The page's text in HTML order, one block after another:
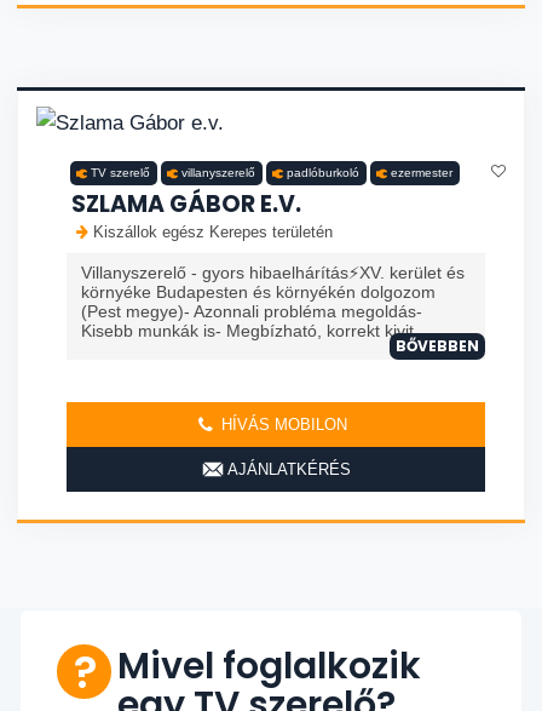
TV szerelő villanyszerelő padlóburkoló ezermester
SZLAMA GÁBOR E.V.
Kiszállok egész Kerepes területén
Villanyszerelő - gyors hibaelhárítás⚡️XV. kerület és
környéke Budapesten és környékén dolgozom
(Pest megye)- Azonnali probléma megoldás-
Kisebb munkák is- Megbízható, korrekt kivit...
BŐVEBBEN
HÍVÁS MOBILON
AJÁNLATKÉRÉS
Mivel foglalkozik